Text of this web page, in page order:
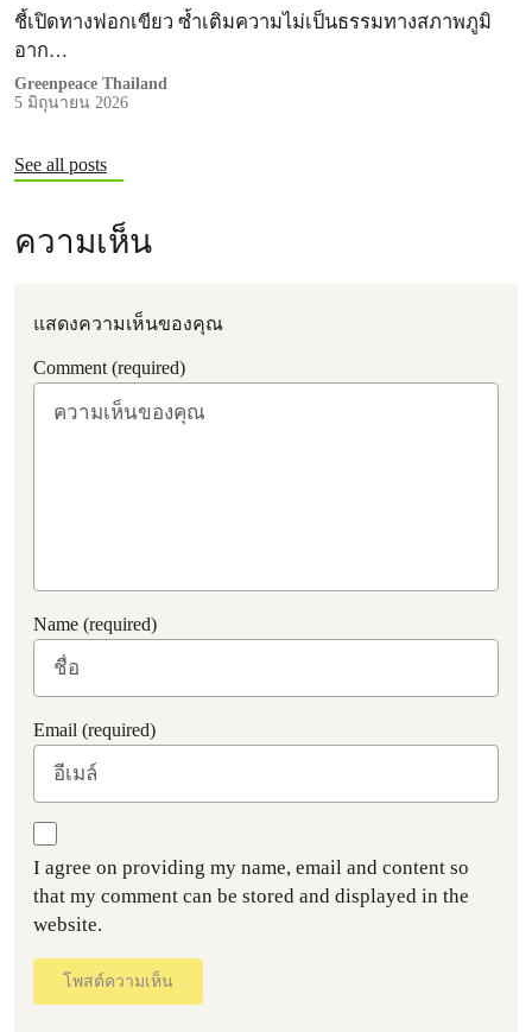
ชี้เปิดทางฟอกเขียว ซ้ำเติมความไม่เป็นธรรมทางสภาพภูมิ
อาก…
Greenpeace Thailand
5 มิถุนายน 2026
See all posts
ความเห็น
แสดงความเห็นของคุณ
Comment (required)
Name (required)
Email (required)
I agree on providing my name, email and content so
that my comment can be stored and displayed in the
website.
โพสต์ความเห็น